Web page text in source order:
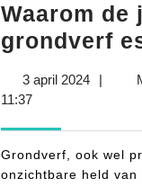
Waarom de
grondverf
3 april 20243
|
11:37
Grondverf, ook wel
onzichtbare held